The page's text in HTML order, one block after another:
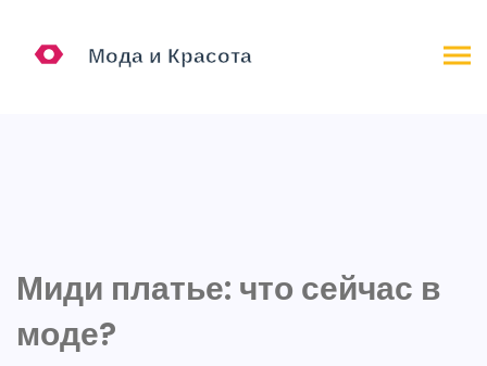
Миди платье: что сейчас в
моде?